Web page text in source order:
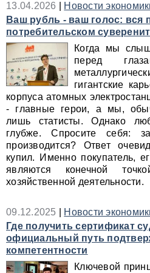
13.04.2026
Новости
Ваш рубль - ваш голос: вся
потребительском
Когда мы
перед
гигантские
корпуса атомных
- главные герои, а мы,
лишь статисты. Однако
глубже. Спросите себя:
производится? Ответ
купил. Именно покупатель,
являются конечной
хозяйственной деятельности.
09.12.2025
Новости
Где получить сертификат
официальный путь
компетентности
Ключевой